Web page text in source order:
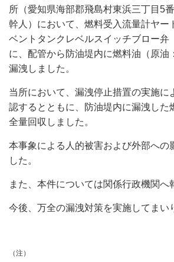
所（愛知県海部郡飛島村東浜三丁目
幹人）において、燃料受入流量計ヤー
ベントタンクレベルスイッチブロー弁
に、配管から防油堤内に燃料油（原油
漏洩しました。
当所において、漏洩停止措置の実施に
認するとともに、防油堤内に漏洩した
全量回収しました。
本事象による人的被害および外部への
した。
また、本件については関係行政機関へ
今後、万全の漏洩対策を実施してまい
（注）